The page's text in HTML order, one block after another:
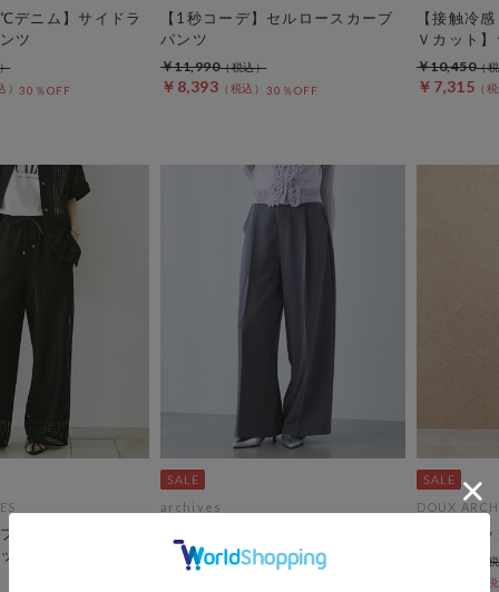
デニム】サイドラ
ツ
30％OFF
【1秒コーデ】セルロースカーブ
パンツ
￥8,393 30％OFF
￥11,990
【接触冷
Ｖカット
￥7,315
￥10,450
対応/リバイバ
シュレースイージ
archives
スラックス
DOUX
リネンタ